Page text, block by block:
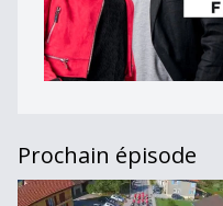
Prochain épisode
Journal du 25 août 2020.